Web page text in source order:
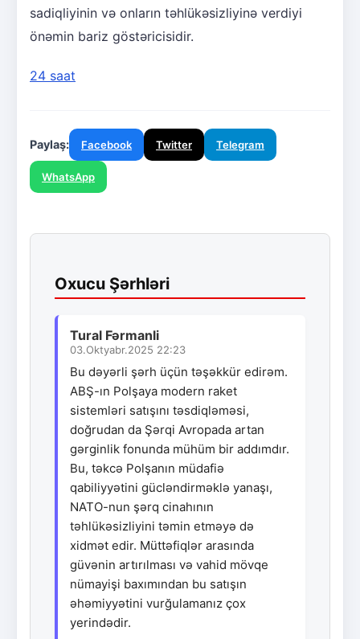
sadiqliyinin və onların təhlükəsizliyinə verdiyi
önəmin bariz göstəricisidir.
24 saat
Paylaş: Facebook Twitter Telegram
WhatsApp
Oxucu Şərhləri
Tural Fərmanli
03.Oktyabr.2025 22:23
Bu dəyərli şərh üçün təşəkkür edirəm.
ABŞ-ın Polşaya modern raket
sistemləri satışını təsdiqləməsi,
doğrudan da Şərqi Avropada artan
gərginlik fonunda mühüm bir addımdır.
Bu, təkcə Polşanın müdafiə
qabiliyyətini gücləndirməklə yanaşı,
NATO-nun şərq cinahının
təhlükəsizliyini təmin etməyə də
xidmət edir. Müttəfiqlər arasında
güvənin artırılması və vahid mövqe
nümayişi baxımından bu satışın
əhəmiyyətini vurğulamanız çox
yerindədir.